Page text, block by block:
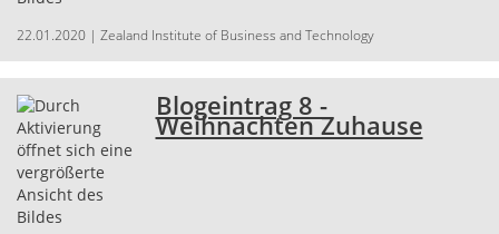
22.01.2020 | Zealand Institute of Business and Technology
Blogeintrag 8 -
Weihnachten Zuhause